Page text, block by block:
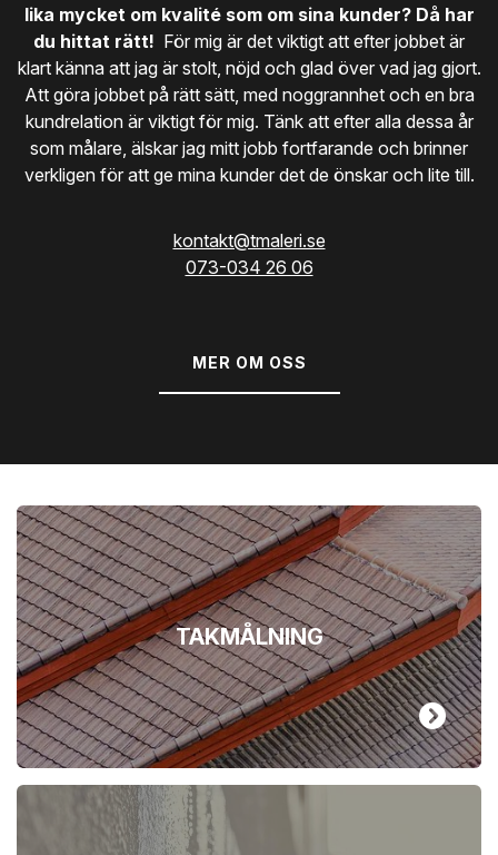
lika mycket om kvalité som om sina kunder? Då har
du hittat rätt! För mig är det viktigt att efter jobbet är
klart känna att jag är stolt, nöjd och glad över vad jag gjort.
Att göra jobbet på rätt sätt, med noggrannhet och en bra
kundrelation är viktigt för mig. Tänk att efter alla dessa år
som målare, älskar jag mitt jobb fortfarande och brinner
verkligen för att ge mina kunder det de önskar och lite till.
kontakt@tmaleri.se
073-034 26 06
MER OM OSS
TAKMÅLNING